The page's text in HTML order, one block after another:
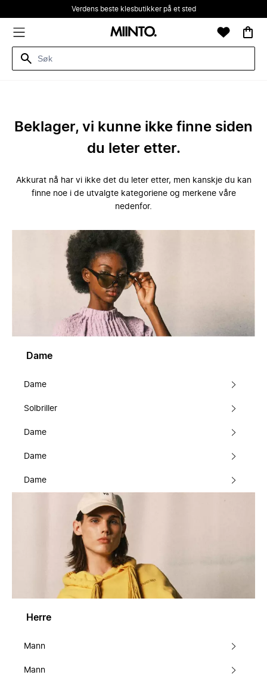
Verdens beste klesbutikker på et sted
Beklager, vi kunne ikke finne siden
du leter etter.
Akkurat nå har vi ikke det du leter etter, men kanskje du kan
finne noe i de utvalgte kategoriene og merkene våre
nedenfor.
Dame
Dame
Solbriller
Dame
Dame
Dame
Herre
Mann
Mann